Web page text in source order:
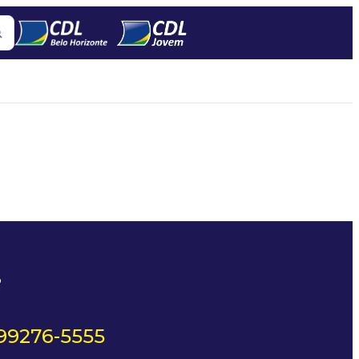
5555